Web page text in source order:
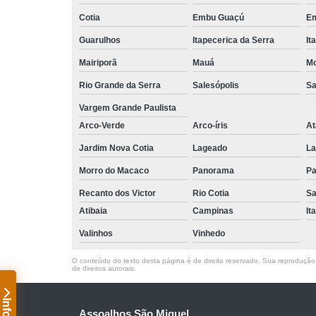
Cotia Embu Guaçú
Guarulhos Itapecerica da Serra
Mairiporã Mauá
Rio Grande da Serra Salesópolis
Vargem Grande Paulista
Arco-Verde
Arco-íris
Jardim Nova Cotia Lageado
Morro do Macaco Panorama
Recanto dos Victor Rio Cotia
Atibaia
Campinas
Valinhos Vinhedo
O conteúdo do texto desta página é de direito reservado. Sua
de direitos autorais
Assoalhos São Miguel